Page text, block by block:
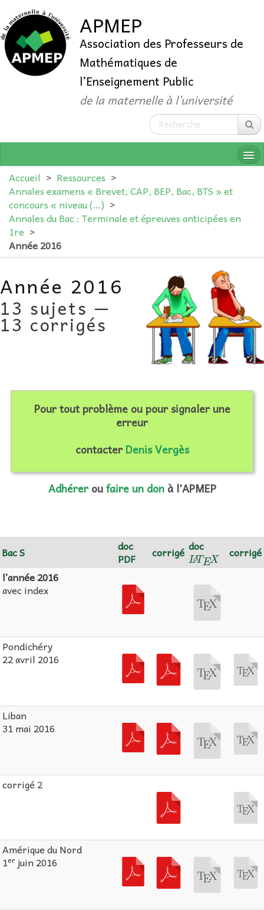
APMEP
Association des Professeurs de
Mathématiques de
l’Enseignement Public
de la maternelle à l’université
QUI SOMMES-NOUS ?
ADHÉRER
AU FIL DES MATHS
LIBRAIRIE
Accueil > Ressources >
Annales examens « Brevet, CAP, BEP, Bac, BTS » et
concours « niveau (…) >
Annales du Bac : Terminale et épreuves anticipées en
1re >
Année 2016
Année 2016
13 sujets —
13 corrigés
Pour tout problème ou pour signaler une
erreur
contacterDenis Vergès
Adhéreroufaire un donà l’APMEP
Bac S
doc
PDF
corrigé doc
LAT
corrigé
l’année 2016
avec index
Pondichéry
22 avril 2016
Liban
31 mai 2016
corrigé 2
Amérique du Nord
1er juin 2016